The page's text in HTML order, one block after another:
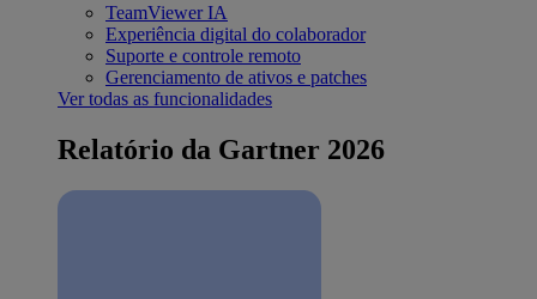
TeamViewer IA
Experiência digital do colaborador
Suporte e controle remoto
Gerenciamento de ativos e patches
Ver todas as funcionalidades
Relatório da Gartner 2026